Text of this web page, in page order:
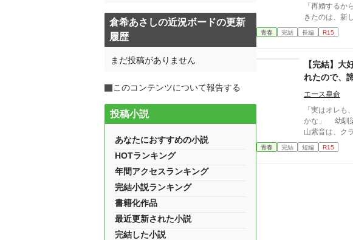
「再婚するから」 そう言った父親が１ヶ月
きたのは、新
妹、楓だった。 次の日から、唐突に楓が急に積極的
になる。 それ
しております
青春 完結 長編 R15
【完結】大
れたので、
デレ化して
エース皇命
「実はオレも
かな」 幼馴
山紫音は、ク
を好きになって
中を押すため
青春 完結 短編 R15
倉希あさしの近況ボードの更新
履歴
まだ投稿がありません
このコンテンツについて報告する
投稿小説
あなたにおすすめの小説
HOTランキング
年間アクセスランキング
完結小説ランキング
書籍化作品
最近更新された小説
完結した小説